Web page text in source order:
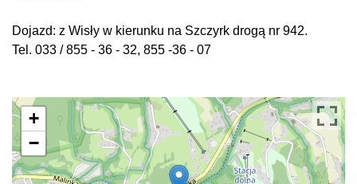
Dojazd: z Wisły w kierunku na Szczyrk drogą nr 942.
Tel. 033 / 855 - 36 - 32, 855 -36 - 07
+
−